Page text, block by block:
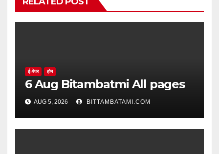
ई-पेपर होम
6 Aug Bitambatmi All pages
AUG 5, 2026 BITTAMBATAMI.COM